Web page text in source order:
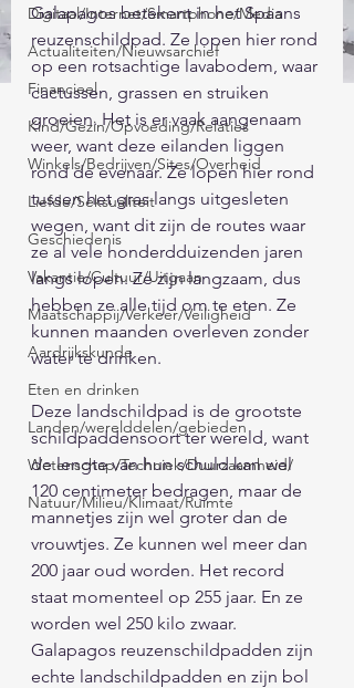
Digitaal/Internet/Smartphone/Media
Actualiteiten/Nieuwsarchief
Financieel
Kind/Gezin/Opvoeding/Relaties
Winkels/Bedrijven/Sites/Overheid
Liefde/Seksualiteit
Geschiedenis
Vakantie/Cultuur/Uitgaan
Maatschappij/Verkeer/Veiligheid
Aardrijkskunde
Eten en drinken
Landen/werelddelen/gebieden
Wetenschap/Techniek/Duurzaamheid/
Natuur/Milieu/Klimaat/Ruimte
Galapagos betekent in het Spaans
reuzenschildpad. Ze lopen hier rond
op een rotsachtige lavabodem, waar
cactussen, grassen en struiken
groeien. Het is er vaak aangenaam
weer, want deze eilanden liggen
rond de evenaar. Ze lopen hier rond
tussen het gras langs uitgesleten
wegen, want dit zijn de routes waar
ze al vele honderdduizenden jaren
langs lopen. Ze zijn langzaam, dus
hebben ze alle tijd om te eten. Ze
kunnen maanden overleven zonder
water te drinken.
Deze landschildpad is de grootste
schildpaddensoort ter wereld, want
de lengte van hun schuld kan wel
120 centimeter bedragen, maar de
mannetjes zijn wel groter dan de
vrouwtjes. Ze kunnen wel meer dan
200 jaar oud worden. Het record
staat momenteel op 255 jaar. En ze
worden wel 250 kilo zwaar.
Galapagos reuzenschildpadden zijn
echte landschildpadden en zijn bol